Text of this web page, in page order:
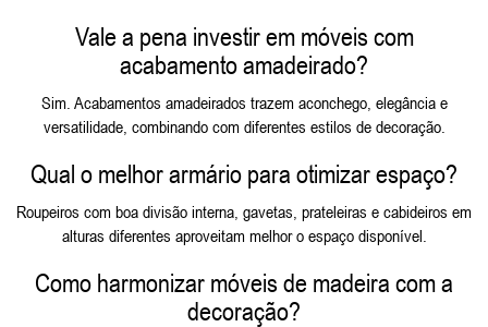
Vale a pena investir em móveis com
acabamento amadeirado?
Sim. Acabamentos amadeirados trazem aconchego, elegância e
versatilidade, combinando com diferentes estilos de decoração.
Qual o melhor armário para otimizar espaço?
Roupeiros com boa divisão interna, gavetas, prateleiras e cabideiros em
alturas diferentes aproveitam melhor o espaço disponível.
Como harmonizar móveis de madeira com a
decoração?